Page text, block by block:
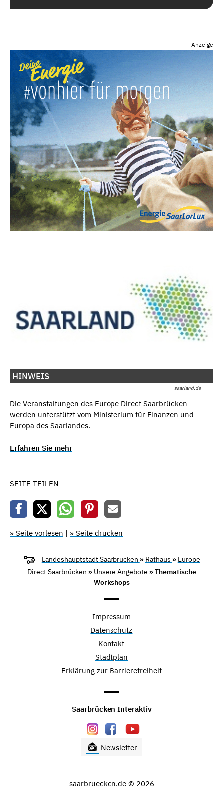
Anzeige
saarland.de
HINWEIS
Die Veranstaltungen des Europe Direct Saarbrücken
werden unterstützt vom Ministerium für Finanzen und
Europa des Saarlandes.
Erfahren Sie mehr
SEITE TEILEN
» Seite vorlesen | » Seite drucken
Landeshauptstadt Saarbrücken » Rathaus » Europe
Direct Saarbrücken » Unsere Angebote » Thematische
Workshops
Impressum
Datenschutz
Kontakt
Stadtplan
Erklärung zur Barrierefreiheit
Saarbrücken Interaktiv
Newsletter
saarbruecken.de © 2026